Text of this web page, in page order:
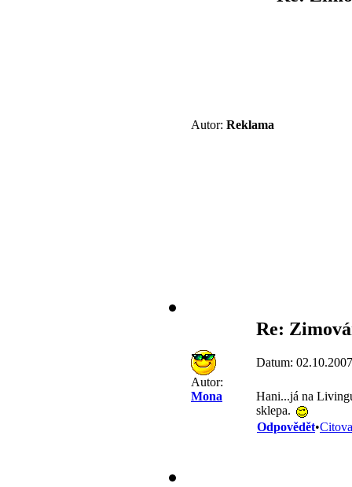
Autor: Reklama
Autor:
Mona
Re:
Datum:
Hani...já na
sklepa.
Odpovědět•